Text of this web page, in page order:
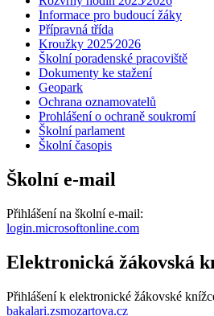
Informace pro budoucí žáky
Přípravná třída
Kroužky 2025⁄2026
Školní poradenské pracoviště
Dokumenty ke stažení
Geopark
Ochrana oznamovatelů
Prohlášení o ochraně soukromí
Školní parlament
Školní časopis
Školní e-mail
Přihlášení na školní e-mail:
login.microsoftonline.com
Elektronická žákovská
Přihlášení k elektronické žákovské
bakalari.zsmozartova.cz